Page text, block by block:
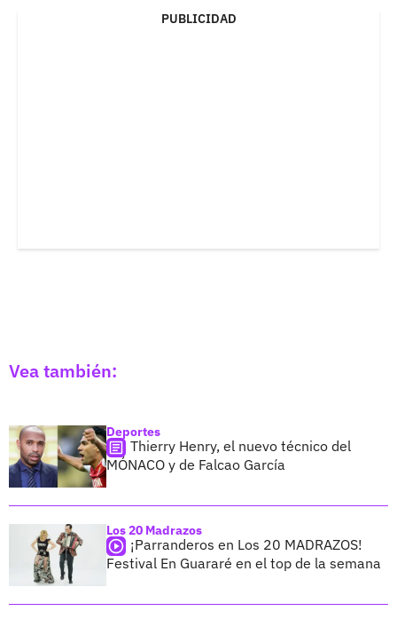
PUBLICIDAD
Vea también:
Deportes
Thierry Henry, el nuevo técnico del
MÓNACO y de Falcao García
Los 20 Madrazos
¡Parranderos en Los 20 MADRAZOS!
Festival En Guararé en el top de la semana